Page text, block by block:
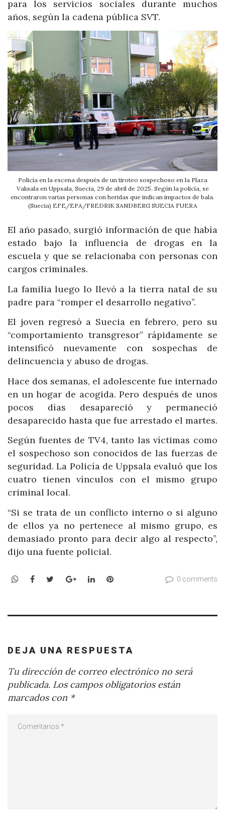
para los servicios sociales durante muchos
años, según la cadena pública SVT.
Policía en la escena después de un tiroteo sospechoso en la Plaza
Vaksala en Uppsala, Suecia, 29 de abril de 2025. Según la policía, se
encontraron varias personas con heridas que indican impactos de bala.
(Suecia) EFE/EPA/FREDRIK SANDBERG SUECIA FUERA
El año pasado, surgió información de que había
estado bajo la influencia de drogas en la
escuela y que se relacionaba con personas con
cargos criminales.
La familia luego lo llevó a la tierra natal de su
padre para “romper el desarrollo negativo”.
El joven regresó a Suecia en febrero, pero su
“comportamiento transgresor” rápidamente se
intensificó nuevamente con sospechas de
delincuencia y abuso de drogas.
Hace dos semanas, el adolescente fue internado
en un hogar de acogida. Pero después de unos
pocos días desapareció y permaneció
desaparecido hasta que fue arrestado el martes.
Según fuentes de TV4, tanto las víctimas como
el sospechoso son conocidos de las fuerzas de
seguridad. La Policía de Uppsala evaluó que los
cuatro tienen vínculos con el mismo grupo
criminal local.
“Si se trata de un conflicto interno o si alguno
de ellos ya no pertenece al mismo grupo, es
demasiado pronto para decir algo al respecto”,
dijo una fuente policial.
WhatsApp
Facebook
TwitterGoogle+LinkedInPinterest 0 comments
DEJA UNA RESPUESTA
Tu dirección de correo electrónico no será
publicada. Los campos obligatorios están
marcados con *